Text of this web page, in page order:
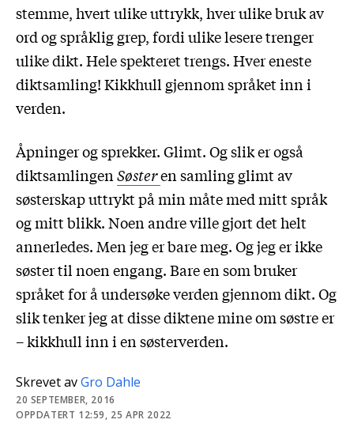
Skrevet avGro Dahle
20 SEPTEMBER, 2016
OPPDATERT 12:59, 25 APR 2022
stemme, hvert ulike uttrykk, hver ulike bruk av
ord og språklig grep, fordi ulike lesere trenger
ulike dikt. Hele spekteret trengs. Hver eneste
diktsamling! Kikkhull gjennom språket inn i
verden.
Åpninger og sprekker. Glimt. Og slik er også
diktsamlingenSøsteren samling glimt av
søsterskap uttrykt på min måte med mitt språk
og mitt blikk. Noen andre ville gjort det helt
annerledes. Men jeg er bare meg. Og jeg er ikke
søster til noen engang. Bare en som bruker
språket for å undersøke verden gjennom dikt. Og
slik tenker jeg at disse diktene mine om søstre er
– kikkhull inn i en søsterverden.